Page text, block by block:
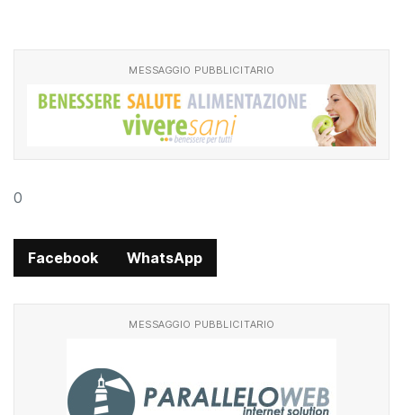
MESSAGGIO PUBBLICITARIO
0
Facebook WhatsApp
MESSAGGIO PUBBLICITARIO